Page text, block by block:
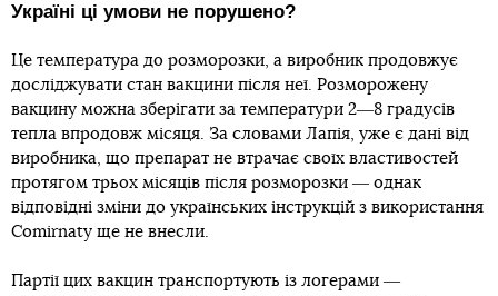
Україні ці умови не порушено?
Це температура до розморозки, а виробник продовжує
досліджувати стан вакцини після неї. Розморожену
вакцину можна зберігати за температури 2―8 градусів
тепла впродовж місяця. За словами Лапія, уже є дані від
виробника, що препарат не втрачає своїх властивостей
протягом трьох місяців після розморозки ― однак
відповідні зміни до українських інструкцій з використання
Comirnaty ще не внесли.
Партії цих вакцин транспортують із логерами ―